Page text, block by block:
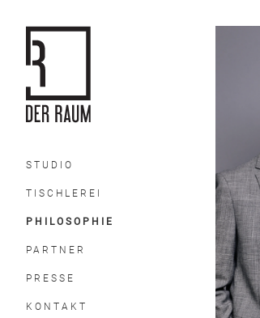
STUDIO
TISCHLEREI
PHILOSOPHIE
PARTNER
PRESSE
KONTAKT